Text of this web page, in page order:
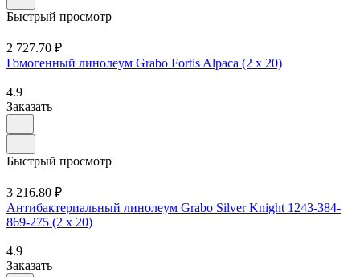
Быстрый просмотр
2 727.70 ₽
Гомогенный линолеум Grabo Fortis Alpaca (2 х 20)
4.9
Заказать
Быстрый просмотр
3 216.80 ₽
Антибактериальный линолеум Grabo Silver Knight 1243-384-
869-275 (2 х 20)
4.9
Заказать